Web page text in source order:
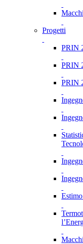
Progetti
PRIN
PRIN
PRIN